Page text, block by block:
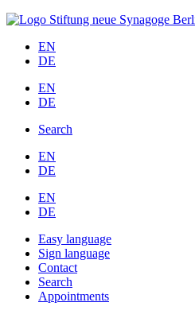
EN
DE
EN
DE
Search
EN
DE
EN
DE
Easy language
Sign language
Contact
Search
Appointments